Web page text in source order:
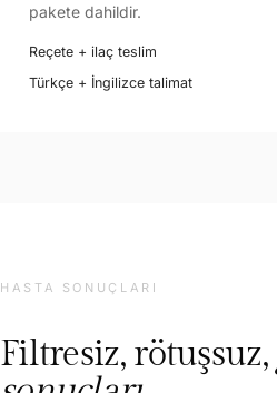
pakete dahildir.
Reçete + ilaç teslim
Türkçe + İngilizce talimat
HASTA SONUÇLARI
Filtresiz, rötuşsuz,